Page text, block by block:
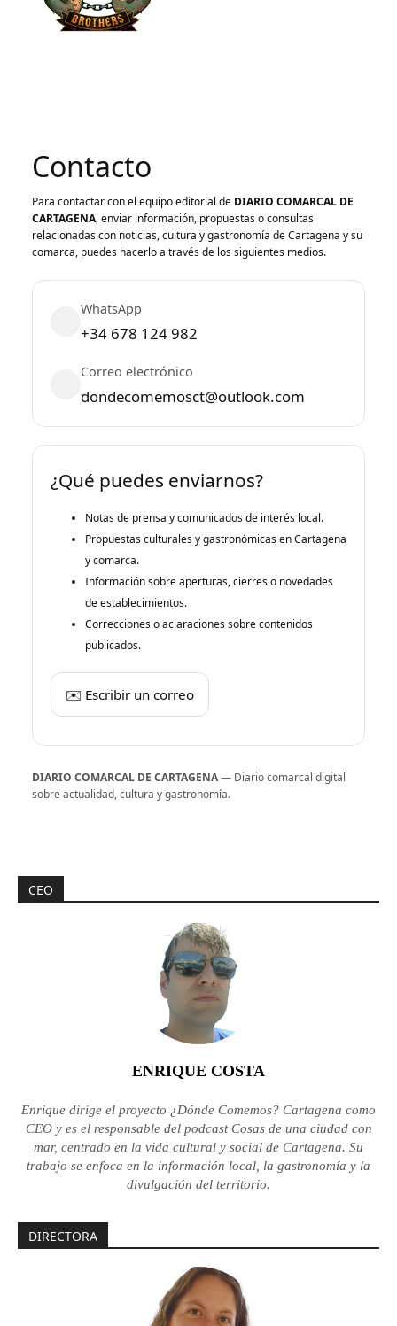
Contacto
Para contactar con el equipo editorial de DIARIO COMARCAL DE
CARTAGENA, enviar información, propuestas o consultas
relacionadas con noticias, cultura y gastronomía de Cartagena y su
comarca, puedes hacerlo a través de los siguientes medios.
WhatsApp
+34 678 124 982
Correo electrónico
dondecomemosct@outlook.com
¿Qué puedes enviarnos?
Notas de prensa y comunicados de interés local.
Propuestas culturales y gastronómicas en Cartagena
y comarca.
Información sobre aperturas, cierres o novedades
de establecimientos.
Correcciones o aclaraciones sobre contenidos
publicados.
✉️ Escribir un correo
DIARIO COMARCAL DE CARTAGENA— Diario comarcal digital
sobre actualidad, cultura y gastronomía.
CEO
ENRIQUE COSTA
Enrique dirige el proyecto ¿Dónde Comemos? Cartagena como
CEO y es el responsable del podcast Cosas de una ciudad con
mar, centrado en la vida cultural y social de Cartagena. Su
trabajo se enfoca en la información local, la gastronomía y la
divulgación del territorio.
DIRECTORA